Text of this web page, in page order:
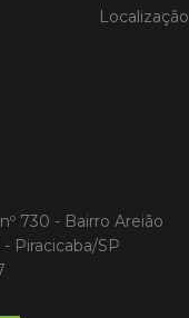
Localização
730 - Bairro Areião
Piracicaba/SP